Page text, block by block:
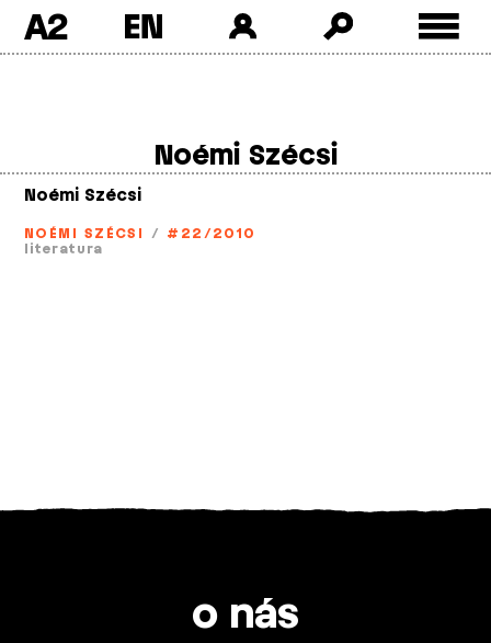
A2
Noémi Szécsi
Noémi Szécsi
NOÉMI SZÉCSI / #22/2010
literatura
o nás